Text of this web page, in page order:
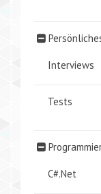
Interviews
Tests
C#.Net